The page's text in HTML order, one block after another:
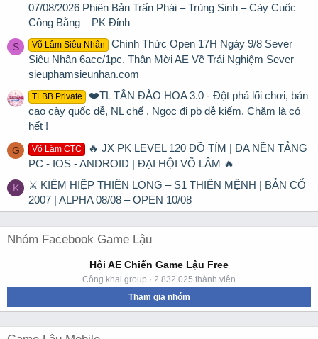
07/08/2026 Phiên Bản Trấn Phái – Trùng Sinh – Cày Cuốc
Công Bằng – PK Đỉnh
S Võ Lâm Siêu Nhân
Chính Thức Open 17H Ngày 9/8 Sever
Siêu Nhân 6acc/1pc. Thân Mời AE Về Trải Nghiệm Sever
sieuphamsieunhan.com
TLBB Private
❤️TL TÂN ĐÀO HOA 3.0 - Đột phá lối chơi, bản
cao cày quốc dễ, NL chế , Ngọc đi pb dễ kiếm. Chăm là có
hết !
G Võ Lâm CTC
🔥 JX PK LEVEL 120 ĐỒ TÍM | ĐA NỀN TẢNG
PC - IOS - ANDROID | ĐẠI HỘI VÕ LÂM 🔥
K
⚔ KIẾM HIỆP THIÊN LONG – S1 THIÊN MỆNH | BẢN CỔ
2007 | ALPHA 08/08 – OPEN 10/08
Nhóm Facebook Game Lậu
Hội AE Chiến Game Lậu Free
Công khai group · 2.832.025 thành viên
Tham gia nhóm